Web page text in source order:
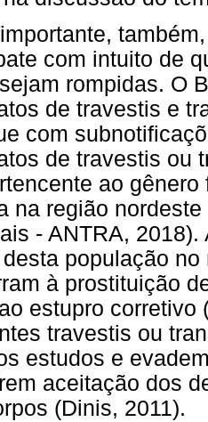
com intuito de
rompidas. O
de travestis e
com
de travestis ou
ao
na região
- ANTRA,
população
à prostituição
estupro corretivo
travestis ou
estudos e
aceitação dos
(Dinis, 2011).